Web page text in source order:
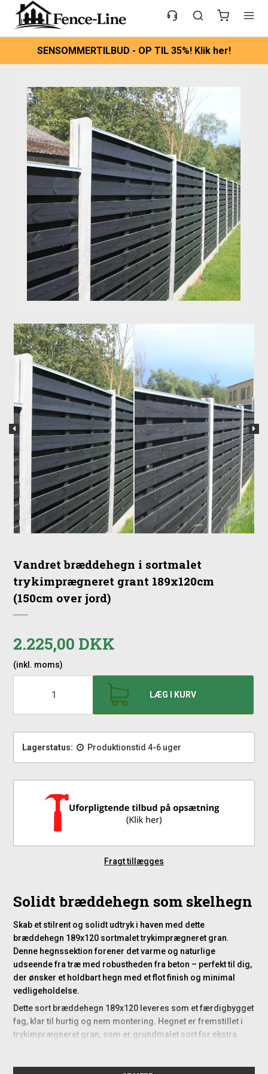
SENSOMMERTILBUD - OP TIL 35%! Klik her!
Vandret bræddehegn i sortmalet
trykimprægneret grant 189x120cm
(150cm over jord)
2.225,00 DKK
(inkl. moms)
LÆG I KURV
Lagerstatus: Produktionstid 4-6 uger
Fragt tillægges
Solidt bræddehegn som skelhegn
Skab et stilrent og solidt udtryk i haven med dette
bræddehegn 189x120 sortmalet trykimprægneret gran.
Denne hegnssektion forener det varme og naturlige
udseende fra træ med robustheden fra beton – perfekt til dig,
der ønsker et holdbart hegn med et flot finish og minimal
vedligeholdelse.
Dette sort bræddehegn 189x120 leveres som et færdigbygget
fag, klar til hurtig og nem montering. Hegnet er fremstillet i
trykimprægneret gran, som er grundmalet sort for ekstra